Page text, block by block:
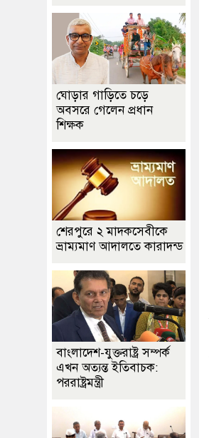
ঘোড়ার গাড়িতে চড়ে
অবসরে গেলেন প্রধান
শিক্ষক
শেরপুরে ২ মাদকসেবীকে
ভ্রাম্যমাণ আদালতে কারাদন্ড
বাংলাদেশ-যুক্তরাষ্ট্র সম্পর্ক
এখন অত্যন্ত ইতিবাচক:
পররাষ্ট্রমন্ত্রী